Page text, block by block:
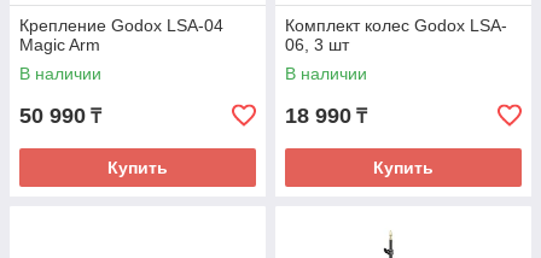
Крепление Godox LSA-04
Magic Arm
В наличии
50 990 ₸
Купить
Комплект колес Godox LSA-
06, 3 шт
В наличии
18 990 ₸
Купить